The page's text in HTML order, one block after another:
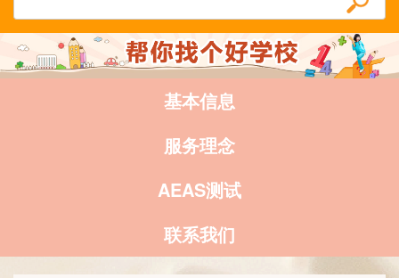
基本信息
服务理念
AEAS测试
联系我们